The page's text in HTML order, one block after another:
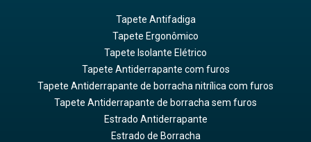
Tapete Antifadiga
Tapete Ergonômico
Tapete Isolante Elétrico
Tapete Antiderrapante com furos
Tapete Antiderrapante de borracha nitrílica com furos
Tapete Antiderrapante de borracha sem furos
Estrado Antiderrapante
Estrado de Borracha